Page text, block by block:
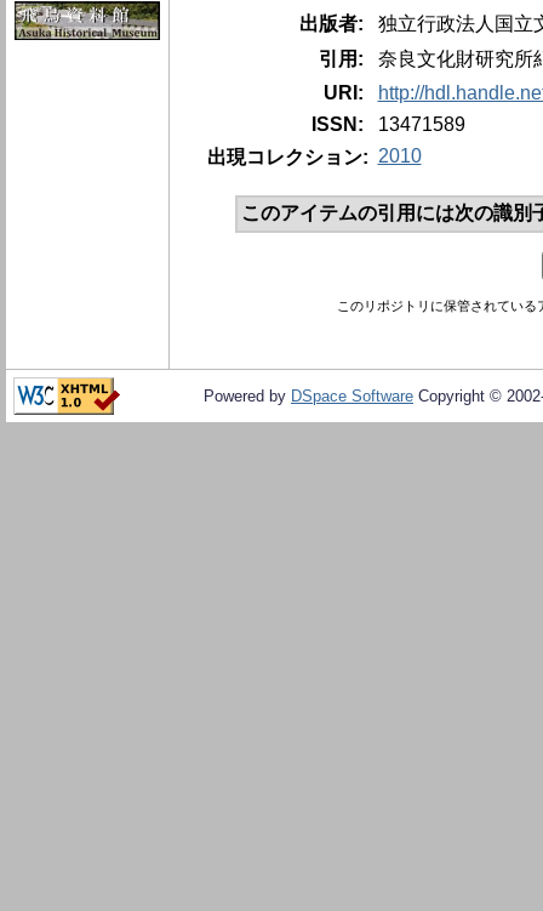
出版者:
独立行政法人国立
引用:
奈良文化財研究所
URI:
http://
ISSN:
13471589
出現コレクション: 2010
このアイテムの引用には次の識
このリポジトリに保管されてい
Powered by DSpace Software Copyright ©